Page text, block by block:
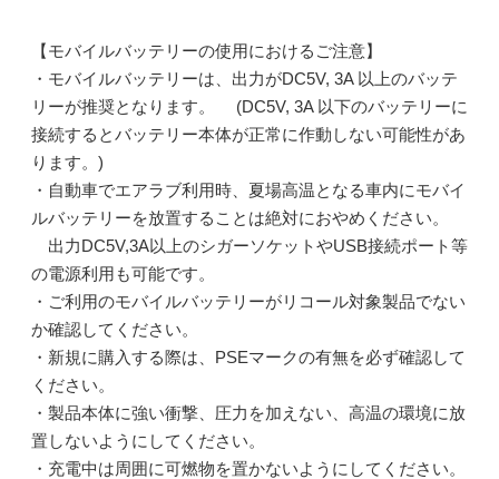
【モバイルバッテリーの使用におけるご注意】
・モバイルバッテリーは、出力がDC5V, 3A 以上のバッテ
リーが推奨となります。 (DC5V, 3A 以下のバッテリーに
接続するとバッテリー本体が正常に作動しない可能性があ
ります。)
・自動車でエアラブ利用時、夏場高温となる車内にモバイ
ルバッテリーを放置することは絶対におやめください。
出力DC5V,3A以上のシガーソケットやUSB接続ポート等
の電源利用も可能です。
・ご利用のモバイルバッテリーがリコール対象製品でない
か確認してください。
・新規に購入する際は、PSEマークの有無を必ず確認して
ください。
・製品本体に強い衝撃、圧力を加えない、高温の環境に放
置しないようにしてください。
・充電中は周囲に可燃物を置かないようにしてください。